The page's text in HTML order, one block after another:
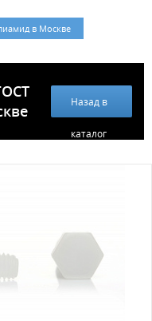
в Москве
Назад в
каталог